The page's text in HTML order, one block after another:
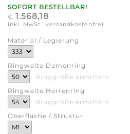
SOFORT BESTELLBAR!
€ 1.568,18
inkl. MwSt., versandkostenfrei
Material / Legierung
Ringweite Damenring
Ringgröße ermitteln
Ringweite Herrenring
Ringgröße ermitteln
Oberfläche / Struktur